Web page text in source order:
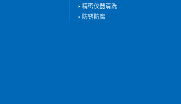
精密仪器清洗
防锈防腐